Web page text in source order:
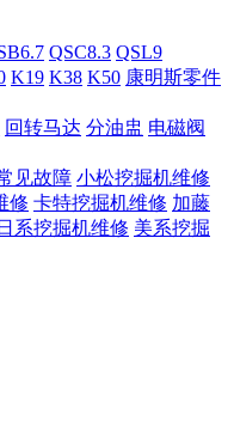
QSC8.3 QSL9
K19 K38 K50 康明斯零件
回转马达 分油盅 电磁阀
见故障 小松挖掘机维修
修 卡特挖掘机维修 加藤
日系挖掘机维修 美系挖掘